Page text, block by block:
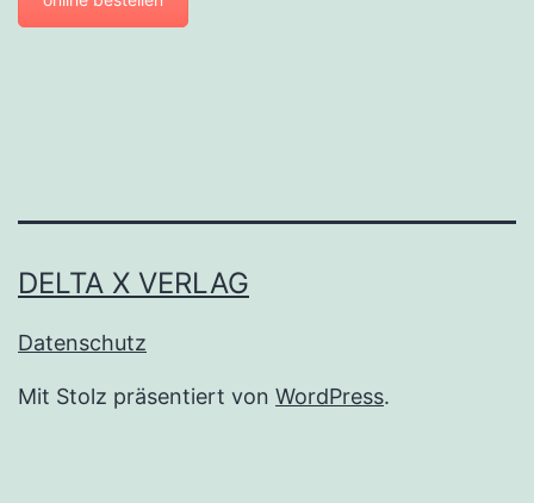
DELTA X VERLAG
Datenschutz
Mit Stolz präsentiert von WordPress.